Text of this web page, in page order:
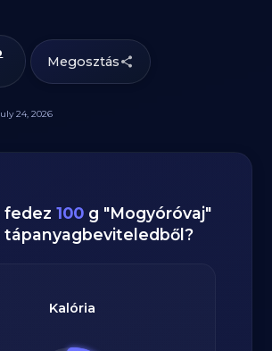
Megosztás
24, 2026
fedez 100 g "Mogyóróvaj"
tápanyagbeviteledből?
Kalória